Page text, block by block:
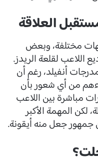
العلاقة
مختلفة، وبعض
اللاعب لقلعة الريدز.
أنفيلد، رغم أن
من أي شعور بأن
مباشرة بين اللاعب
لكن المهمة الأكبر
جمهور جعل منه أيقونة.